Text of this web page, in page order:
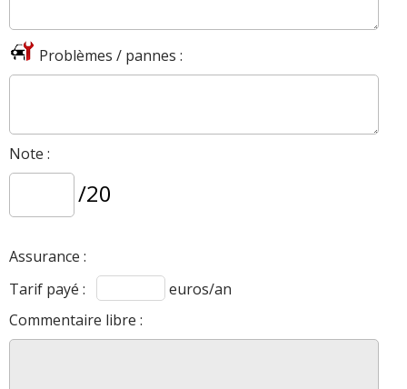
Problèmes / pannes :
Note :
/20
Assurance :
Tarif payé :
euros/an
Commentaire libre :